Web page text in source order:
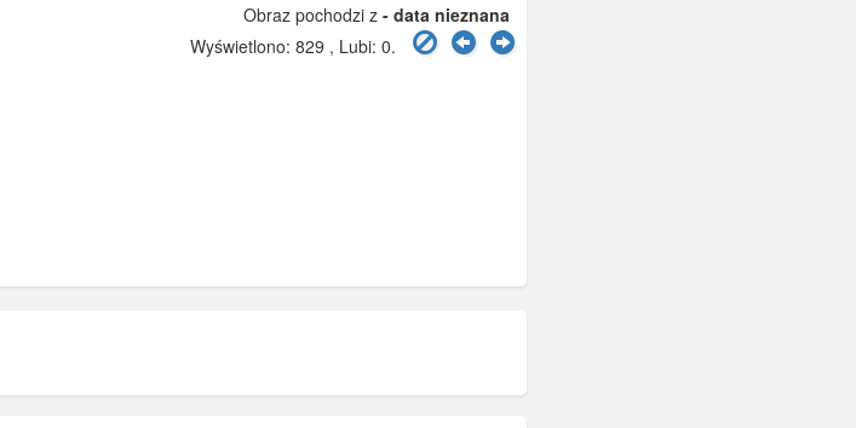
Obraz pochodzi z - data nieznana
Wyświetlono: 829 , Lubi: 0.